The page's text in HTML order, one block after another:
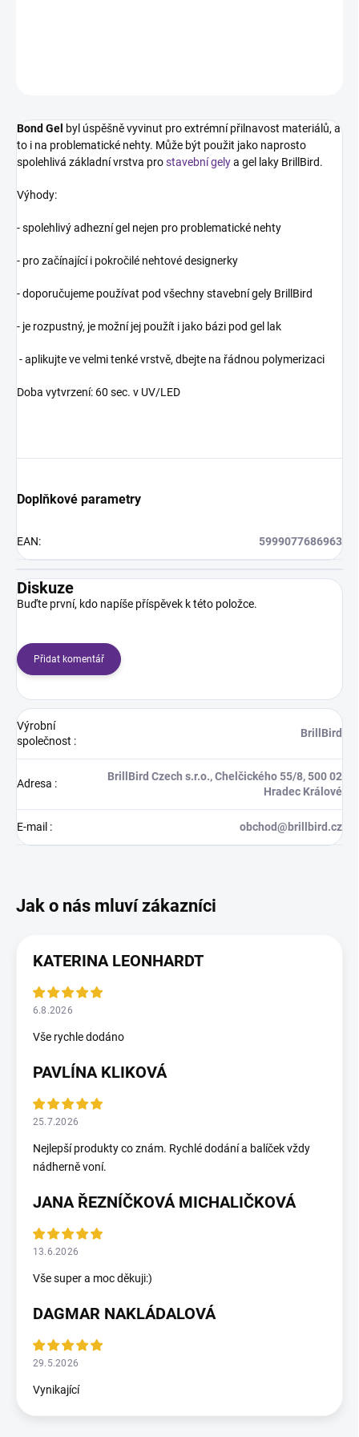
Bond Gel byl úspěšně vyvinut pro extrémní přilnavost materiálů, a
to i na problematické nehty. Může být použit jako naprosto
spolehlivá základní vrstva prostavební gelya gel laky BrillBird.
Výhody:
- spolehlivý adhezní gel nejen pro problematické nehty
- pro začínající i pokročilé nehtové designerky
- doporučujeme používat pod všechny stavební gely BrillBird
- je rozpustný, je možní jej použít i jako bázi pod gel lak
- aplikujte ve velmi tenké vrstvě, dbejte na řádnou polymerizaci
Doba vytvrzení: 60 sec. v UV/LED
Doplňkové parametry
EAN: 5999077686963
Diskuze
Buďte první, kdo napíše příspěvek k této položce.
Přidat komentář
Výrobní
společnost :
BrillBird
Adresa :
BrillBird Czech s.r.o., Chelčického 55/8, 500 02
Hradec Králové
E-mail : obchod@brillbird.cz
KATERINA LEONHARDT
6.8.2026
Vše rychle dodáno
PAVLÍNA KLIKOVÁ
25.7.2026
Nejlepší produkty co znám. Rychlé dodání a balíček vždy
nádherně voní.
JANA ŘEZNÍČKOVÁ MICHALIČKOVÁ
13.6.2026
Vše super a moc děkuji:)
DAGMAR NAKLÁDALOVÁ
29.5.2026
Vynikající